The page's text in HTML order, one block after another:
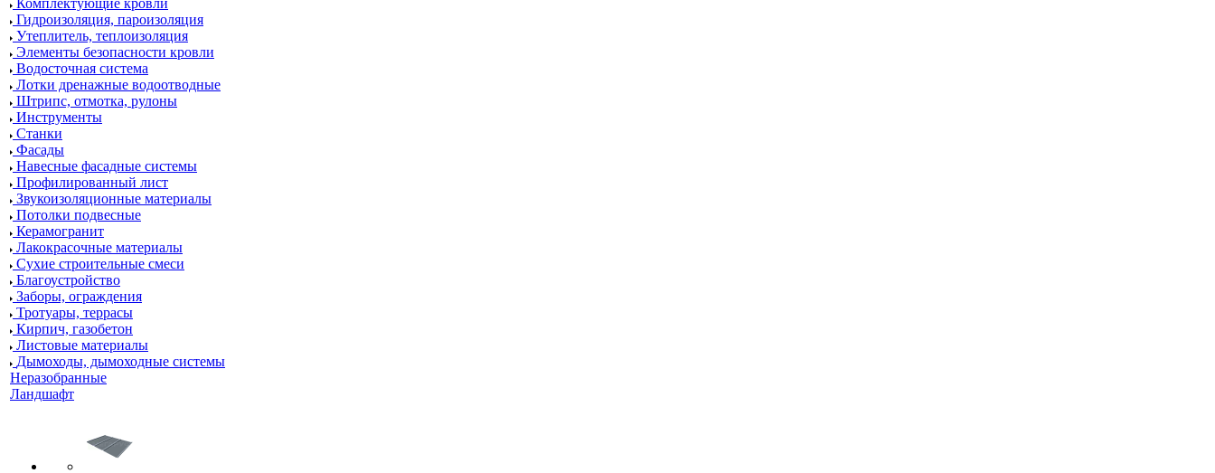
Комплектующие кровли
Гидроизоляция, пароизоляция
Утеплитель, теплоизоляция
Элементы безопасности кровли
Водосточная система
Лотки дренажные водоотводные
Штрипс, отмотка, рулоны
Инструменты
Станки
Фасады
Навесные фасадные системы
Профилированный лист
Звукоизоляционные материалы
Потолки подвесные
Керамогранит
Лакокрасочные материалы
Сухие строительные смеси
Благоустройство
Заборы, ограждения
Тротуары, террасы
Кирпич, газобетон
Листовые материалы
Дымоходы, дымоходные системы
Неразобранные
Ландшафт